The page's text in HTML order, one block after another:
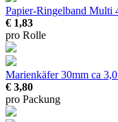
Papier-Ringelband Multi
€ 1,83
pro Rolle
Marienkäfer 30mm ca
€ 3,80
pro Packung